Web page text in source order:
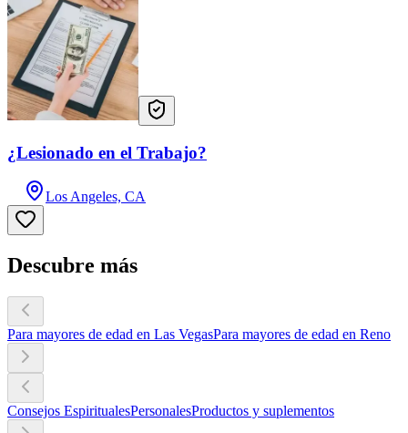
¿Lesionado en el Trabajo?
Los Angeles, CA
Descubre más
Para mayores de edad en Las VegasPara mayores de edad en Reno
Consejos EspiritualesPersonalesProductos y suplementos